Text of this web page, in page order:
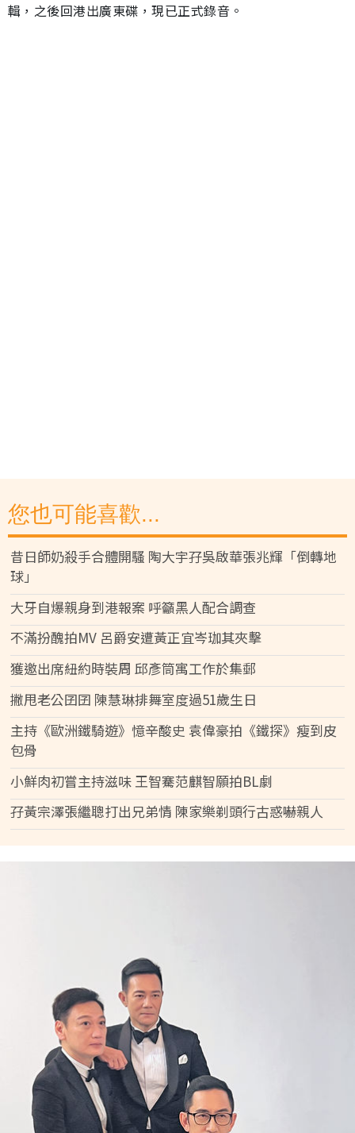
輯，之後回港出廣東碟，現已正式錄音。
您也可能喜歡...
昔日師奶殺手合體開騷 陶大宇孖吳啟華張兆輝「倒轉地
球」
大牙自爆親身到港報案 呼籲黑人配合調查
不滿扮醜拍MV 呂爵安遭黃正宜岑珈其夾擊
獲邀出席紐約時裝周 邱彥筒寓工作於集郵
撇甩老公囝囝 陳慧琳排舞室度過51歲生日
主持《歐洲鐵騎遊》憶辛酸史 袁偉豪拍《鐵探》瘦到皮
包骨
小鮮肉初嘗主持滋味 王智騫范麒智願拍BL劇
孖黃宗澤張繼聰打出兄弟情 陳家樂剃頭行古惑嚇親人